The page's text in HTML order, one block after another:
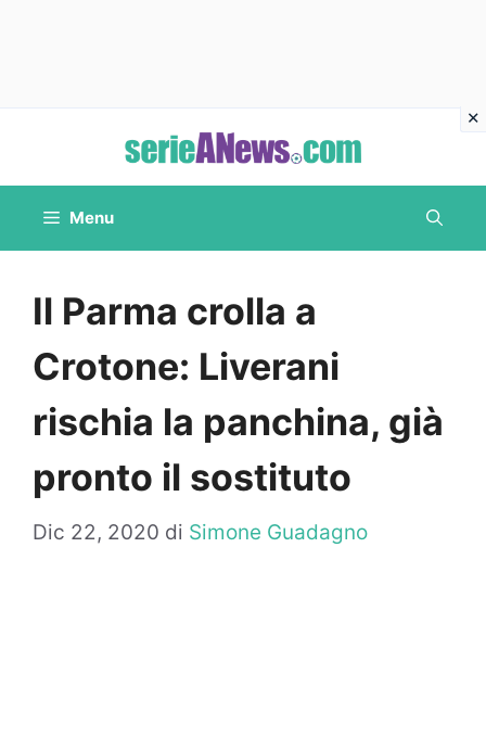
contenuto
Menu
Il Parma crolla a
Crotone: Liverani
rischia la panchina, già
pronto il sostituto
Dic 22, 2020 di Simone Guadagno